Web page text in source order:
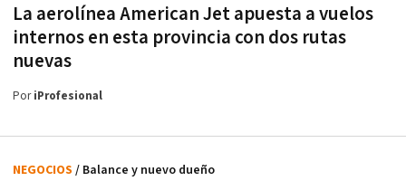
La aerolínea American Jet apuesta a vuelos
internos en esta provincia con dos rutas
nuevas
PoriProfesional
NEGOCIOS / Balance y nuevo dueño